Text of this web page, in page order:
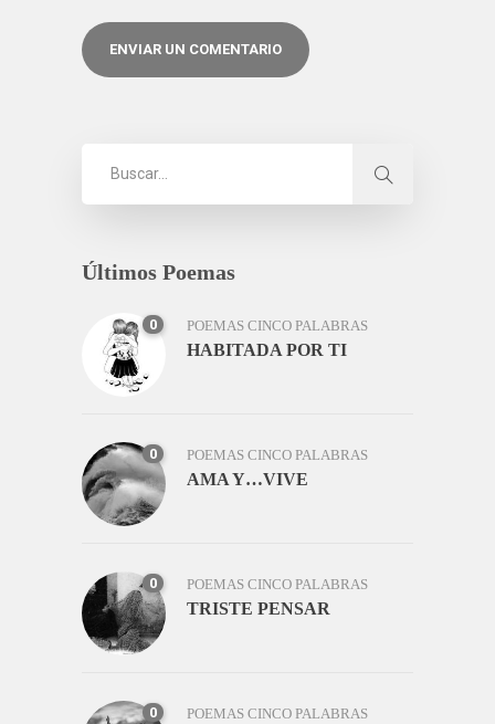
Últimos Poemas
0 POEMAS CINCO PALABRAS
HABITADA POR TI
0 POEMAS CINCO PALABRAS
AMA Y…VIVE
0 POEMAS CINCO PALABRAS
TRISTE PENSAR
0 POEMAS CINCO PALABRAS